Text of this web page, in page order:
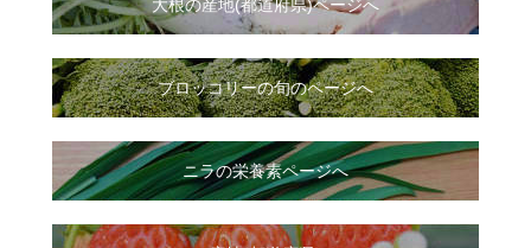
大根の産地(都道府県)ページへ
ブロッコリーの旬のページへ
ニラの栄養素ページへ